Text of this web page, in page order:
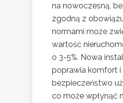
na nowoczesną,
zgodną z
normami może
wartość
o 3-5%. Nowa
poprawia komfort i
bezpieczeństwo
co może wpłynąć